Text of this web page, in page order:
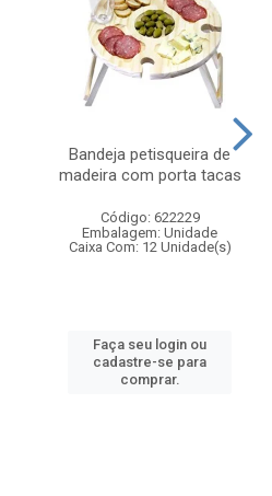
Bandeja petisqueira de
madeira com porta tacas
Código: 622229
Embalagem: Unidade
Caixa Com: 12 Unidade(s)
Faça seu login ou
cadastre-se para
comprar.